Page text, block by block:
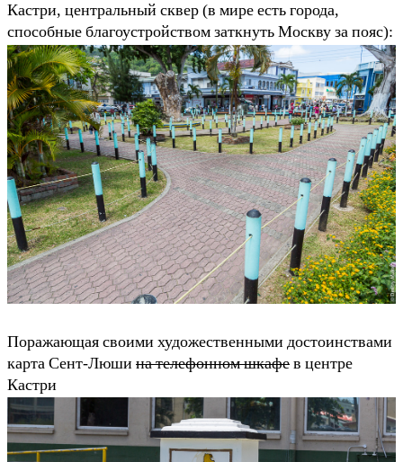
Кастри, центральный сквер (в мире есть города,
способные благоустройством заткнуть Москву за пояс):
Поражающая своими художественными достоинствами
карта Сент-Люши на телефонном шкафев центре
Кастри